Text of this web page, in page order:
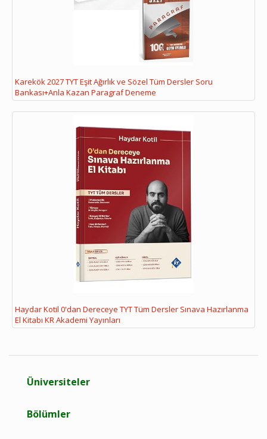
Karekök 2027 TYT Eşit Ağırlık ve Sözel Tüm Dersler Soru
Bankası+Anla Kazan Paragraf Deneme
Haydar Kotil 0'dan Dereceye TYT Tüm Dersler Sınava Hazırlanma
El Kitabı KR Akademi Yayınları
Üniversiteler
Bölümler